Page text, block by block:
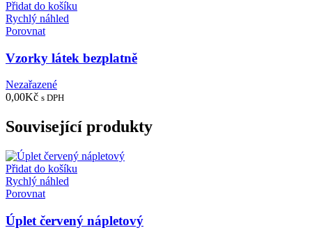
Přidat do košíku
Rychlý náhled
Porovnat
Vzorky látek bezplatně
Nezařazené
0,00Kč s DPH
Související produkty
Přidat do košíku
Rychlý náhled
Porovnat
Úplet červený nápletový